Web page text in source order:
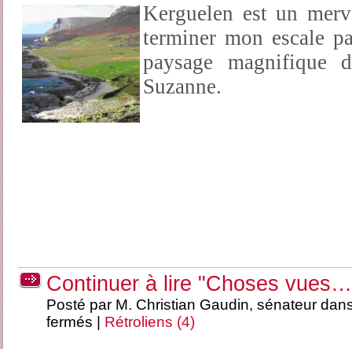
Kerguelen est un
terminer mon escale
paysage
Suzanne.
Continuer à lire "Choses
Posté par M. Christian Gaudin, sénateur
fermés
Rétroliens (4)